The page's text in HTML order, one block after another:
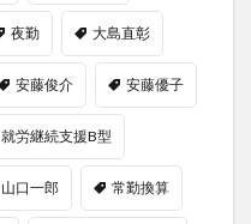
夜勤 大島直彰
安藤俊介 安藤優子
就労継続支援B型
山口一郎 常勤換算